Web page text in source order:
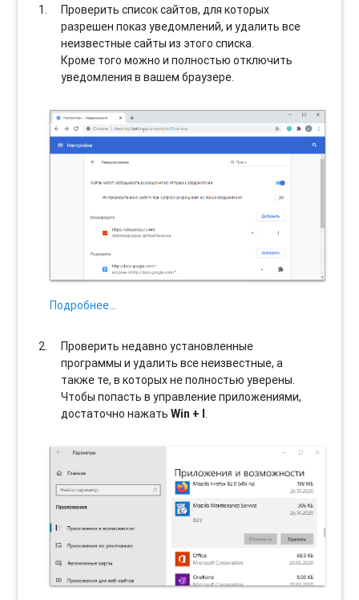
Проверить список сайтов, для которых
разрешен показ уведомлений, и удалить все
неизвестные сайты из этого списка.
Кроме того можно и полностью отключить
уведомления в вашем браузере.
Подробнее…
Проверить недавно установленные
программы и удалить все неизвестные, а
также те, в которых не полностью уверены.
Чтобы попасть в управление приложениями,
достаточно нажатьWin + I.